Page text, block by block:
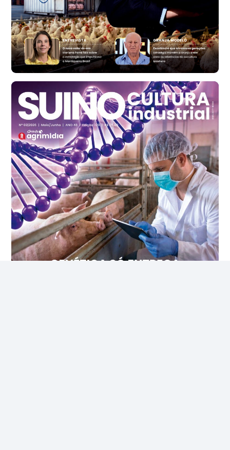
t
Ovo Vermelho - Regional
Vermelho
R$ 171,61
cx
Ovo Branco - Regional
Santa Maria do Jetibá (ES)
R$ 140,74
cx
Ovo Branco - Regional
Recife (PE)
R$ 147,74
cx
Ovo Vermelho - Regional
Recife (PE)
R$ 157,72
cx